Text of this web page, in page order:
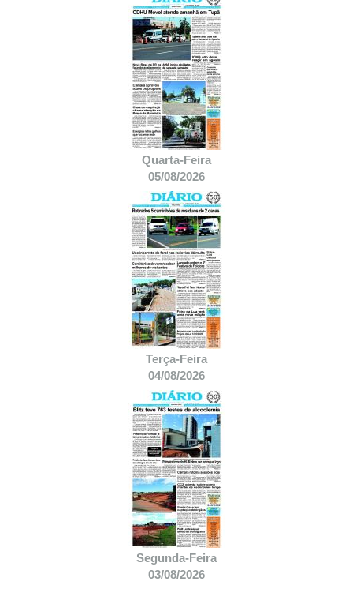
Quarta-Feira
05/08/2026
Terça-Feira
04/08/2026
Segunda-Feira
03/08/2026